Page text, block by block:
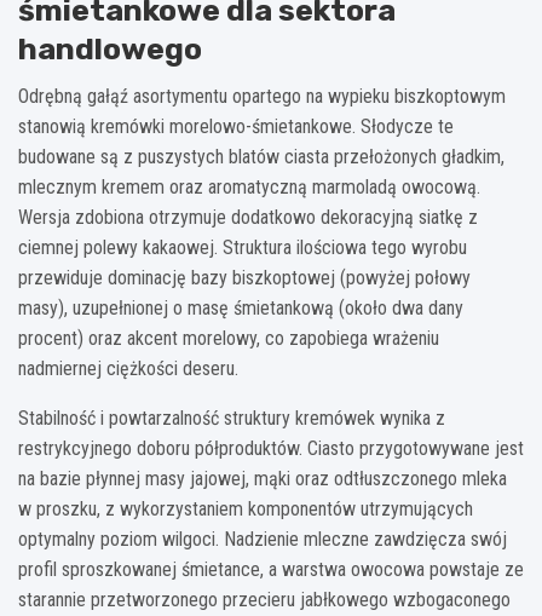
śmietankowe dla sektora
handlowego
Odrębną gałąź asortymentu opartego na wypieku biszkoptowym
stanowią kremówki morelowo-śmietankowe. Słodycze te
budowane są z puszystych blatów ciasta przełożonych gładkim,
mlecznym kremem oraz aromatyczną marmoladą owocową.
Wersja zdobiona otrzymuje dodatkowo dekoracyjną siatkę z
ciemnej polewy kakaowej. Struktura ilościowa tego wyrobu
przewiduje dominację bazy biszkoptowej (powyżej połowy
masy), uzupełnionej o masę śmietankową (około dwa dany
procent) oraz akcent morelowy, co zapobiega wrażeniu
nadmiernej ciężkości deseru.
Stabilność i powtarzalność struktury kremówek wynika z
restrykcyjnego doboru półproduktów. Ciasto przygotowywane jest
na bazie płynnej masy jajowej, mąki oraz odtłuszczonego mleka
w proszku, z wykorzystaniem komponentów utrzymujących
optymalny poziom wilgoci. Nadzienie mleczne zawdzięcza swój
profil sproszkowanej śmietance, a warstwa owocowa powstaje ze
starannie przetworzonego przecieru jabłkowego wzbogaconego